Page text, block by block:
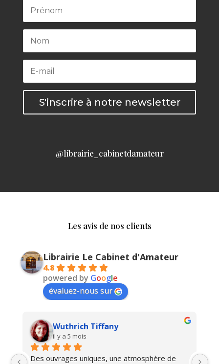
S'inscrire à notre newsletter
@librairie_cabinetdamateur
Les avis de nos clients
Librairie Le Cabinet d'Amateur
4.8
powered by Google
évaluez-nous sur
Wuthrich Tiffany
il y a 5 mois
Des ouvrages uniques, une atmosphère de